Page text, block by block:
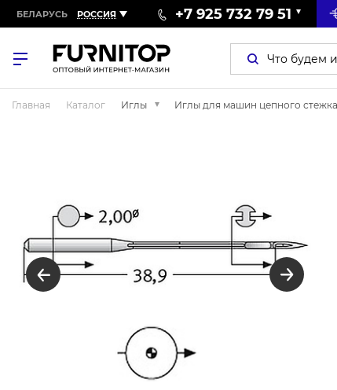
БЕЛАРУСЬ РОССИЯ +7 925 732 79 51
Главная Каталог Иглы Иглы для машин цепного стежка